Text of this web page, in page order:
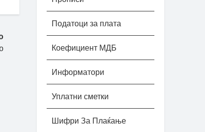
Податоци за плата
Коефициент МДБ
Информатори
Уплатни сметки
Шифри За Плаќање